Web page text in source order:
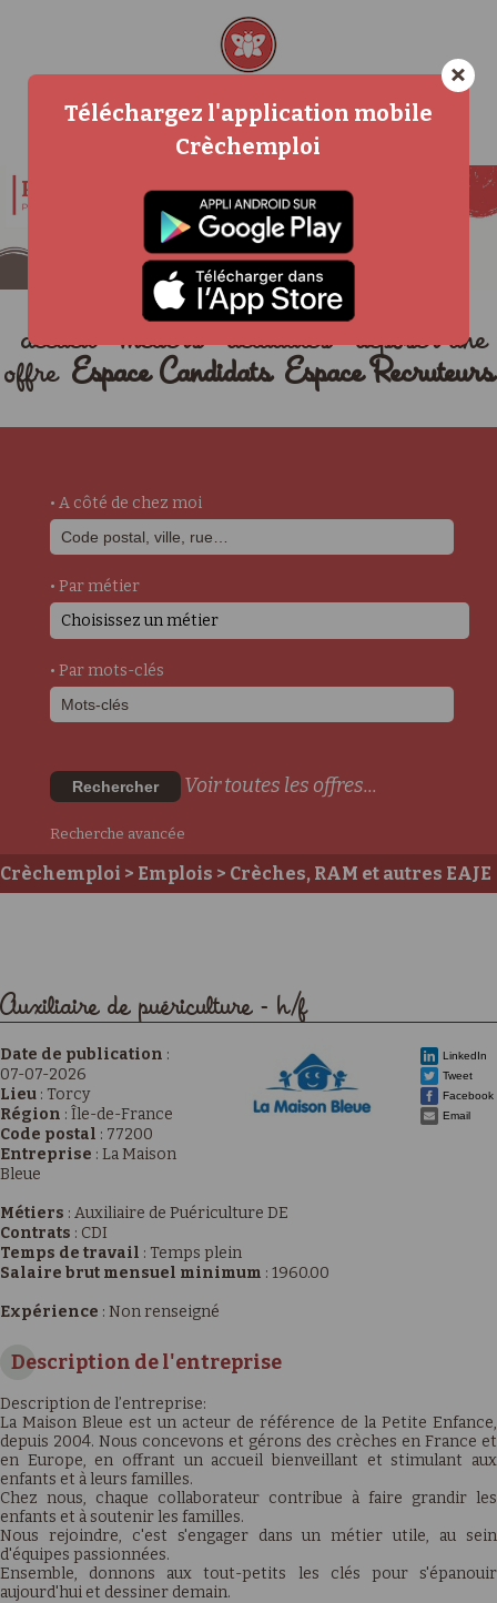
accueil métiers actualités
déposer une
offre Espace Candidats Espace Recruteurs
• A côté de chez moi
• Par métier
Choisissez un métier
• Par mots-clés
Rechercher Voir toutes les offres...
Recherche avancée
Crèchemploi > Emplois > Crèches, RAM et autres EAJE
Auxiliaire de puériculture - h/f
LinkedIn
Tweet
Facebook
Email
Date de publication :
07-07-2026
Lieu : Torcy
Région : Île-de-France
Code postal : 77200
Entreprise : La Maison
Bleue
Métiers : Auxiliaire de Puériculture DE
Contrats : CDI
Temps de travail : Temps plein
Salaire brut mensuel minimum : 1960.00
Expérience : Non renseigné
Description de l'entreprise
Description de l’entreprise:
La Maison Bleue est un acteur de référence de la Petite Enfance,
depuis 2004. Nous concevons et gérons des crèches en France et
en Europe, en offrant un accueil bienveillant et stimulant aux
enfants et à leurs familles.
Chez nous, chaque collaborateur contribue à faire grandir les
enfants et à soutenir les familles.
Nous rejoindre, c'est s'engager dans un métier utile, au sein
d'équipes passionnées.
Ensemble, donnons aux tout-petits les clés pour s'épanouir
aujourd'hui et dessiner demain.
×
Téléchargez l'application mobile
Crèchemploi